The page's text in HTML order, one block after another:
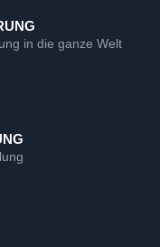
in die ganze Welt